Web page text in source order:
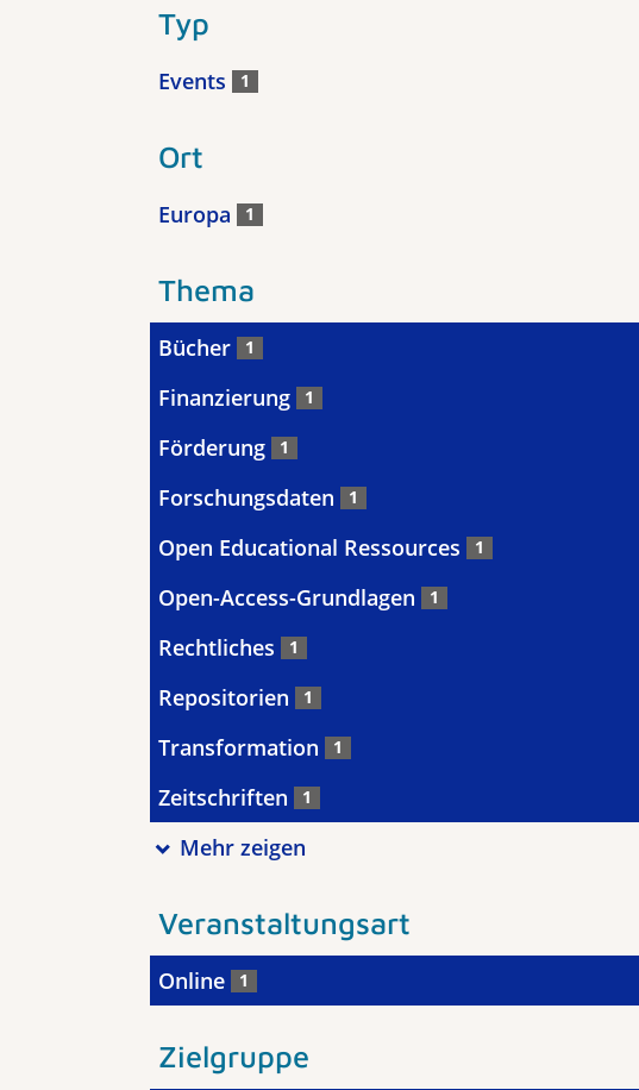
Typ
Events 1
Ort
Europa 1
Thema
Bücher 1
Finanzierung 1
Förderung 1
Forschungsdaten 1
Open Educational Ressources 1
Open-Access-Grundlagen 1
Rechtliches 1
Repositorien 1
Transformation 1
Zeitschriften 1
Mehr zeigen
Veranstaltungsart
Online 1
Zielgruppe